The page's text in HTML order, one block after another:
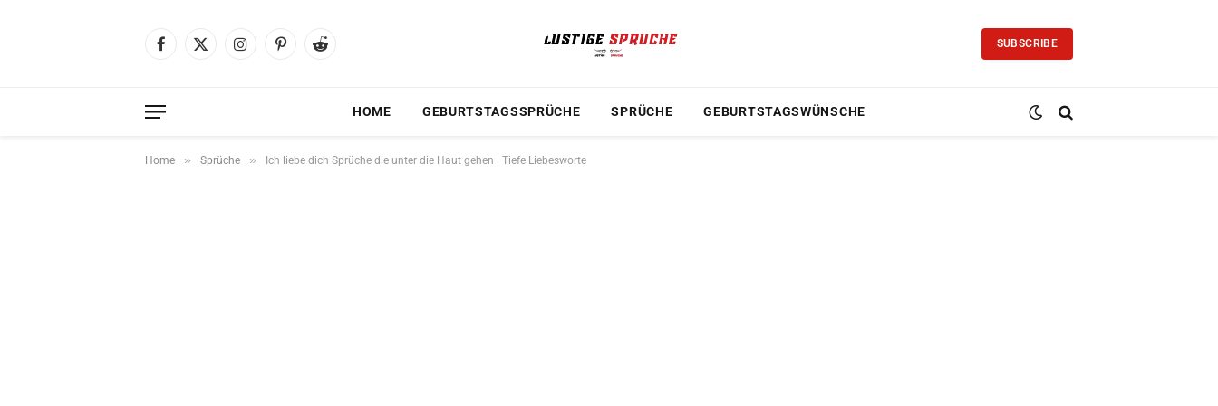
Facebook
X
InstagramPinterestReddit
SUBSCRIBE
HOME GEBURTSTAGSSPRÜCHE SPRÜCHE GEBURTSTAGSWÜNSCHE
Home » Sprüche » Ich liebe dich Sprüche die unter die Haut gehen | Tiefe Liebesworte